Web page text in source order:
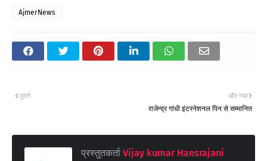
AjmerNews
और नया
राजेन्द्र गांधी इंटरनेशनल पिन से सम्मानित
पुराने
प्रस्तुतकर्ता Vijay kumar Hansrajani